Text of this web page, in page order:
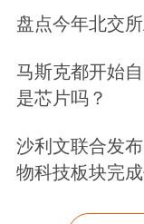
累积较大涨
升级您的股
文章来源：期货日报
作者：赵晶
盘点今年北交
马斯克都开始
是芯片吗？
沙利文联合发
物科技板块完